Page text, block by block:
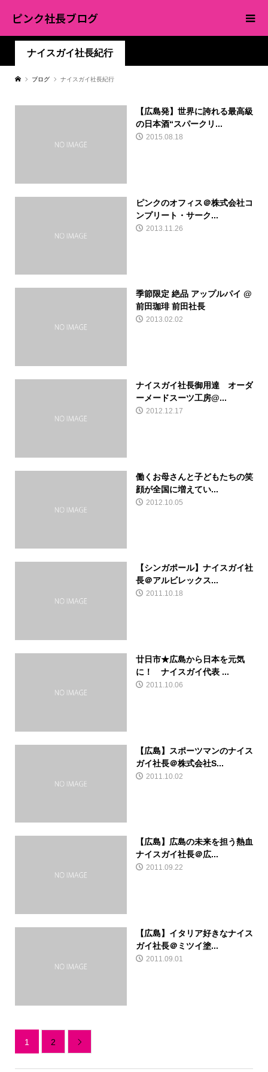
ピンク社長ブログ
ナイスガイ社長紀行
ブログ ナイスガイ社長紀行
【広島発】世界に誇れる最高級
の日本酒“スパークリ...
2015.08.18
ピンクのオフィス＠株式会社コ
ンプリート・サーク...
2013.11.26
季節限定 絶品 アップルパイ @
前田珈琲 前田社長
2013.02.02
ナイスガイ社長御用達 オーダ
ーメードスーツ工房@...
2012.12.17
働くお母さんと子どもたちの笑
顔が全国に増えてい...
2012.10.05
【シンガポール】ナイスガイ社
長＠アルビレックス...
2011.10.18
廿日市★広島から日本を元気
に！ ナイスガイ代表 ...
2011.10.06
【広島】スポーツマンのナイス
ガイ社長＠株式会社S...
2011.10.02
【広島】広島の未来を担う熱血
ナイスガイ社長＠広...
2011.09.22
【広島】イタリア好きなナイス
ガイ社長＠ミツイ塗...
2011.09.01
1 2 